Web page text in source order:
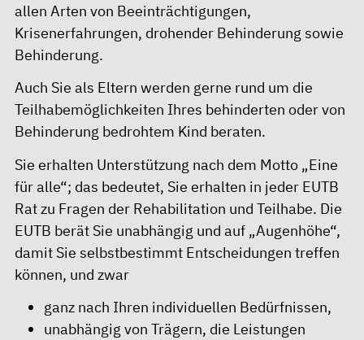
allen Arten von Beeinträchtigungen,
Krisenerfahrungen, drohender Behinderung sowie
Behinderung.
Auch Sie als Eltern werden gerne rund um die
Teilhabemöglichkeiten Ihres behinderten oder von
Behinderung bedrohtem Kind beraten.
Sie erhalten Unterstützung nach dem Motto „Eine
für alle“; das bedeutet, Sie erhalten in jeder EUTB
Rat zu Fragen der Rehabilitation und Teilhabe. Die
EUTB berät Sie unabhängig und auf „Augenhöhe“,
damit Sie selbstbestimmt Entscheidungen treffen
können, und zwar
ganz nach Ihren individuellen Bedürfnissen,
unabhängig von Trägern, die Leistungen